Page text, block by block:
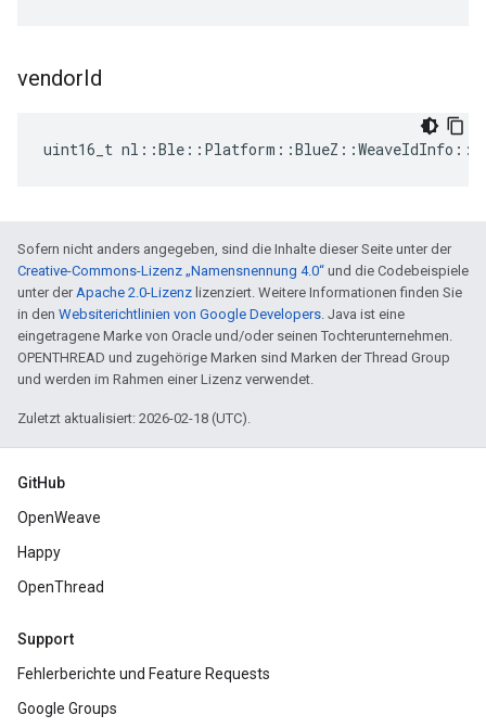
vendorId
uint16_t
Sofern nicht anders angegeben, sind die Inhalte dieser Seite unter der
Creative-Commons-Lizenz „Namensnennung 4.0“ und die Codebeispiele
unter derApache 2.0-Lizenz lizenziert. Weitere Informationen finden Sie
in den Websiterichtlinien von Google Developers. Java ist eine
eingetragene Marke von Oracle und/oder seinen Tochterunternehmen.
OPENTHREAD und zugehörige Marken sind Marken der Thread Group
und werden im Rahmen einer Lizenz verwendet.
Zuletzt aktualisiert: 2026-02-18 (UTC).
GitHub
OpenWeave
Happy
OpenThread
Support
Fehlerberichte und Feature Requests
Google Groups